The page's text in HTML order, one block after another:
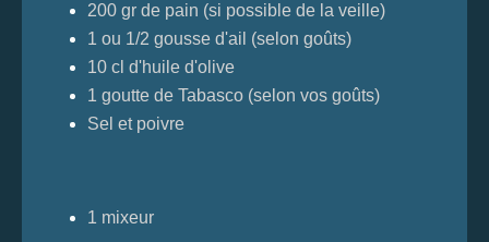
200 gr de pain (si possible de la veille)
1 ou 1/2 gousse d'ail (selon goûts)
10 cl d'huile d'olive
1 goutte de Tabasco (selon vos goûts)
Sel et poivre
1 mixeur